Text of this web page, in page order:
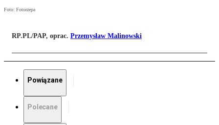
Foto: Fotorzepa
RP.PL/PAP, oprac. Przemysław Malinowski
Powiązane
Polecane